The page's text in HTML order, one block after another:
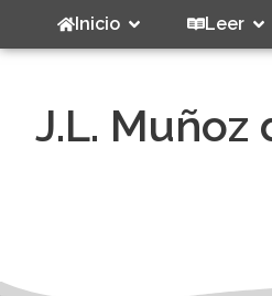
Inicio Leer
J.L. Muñoz